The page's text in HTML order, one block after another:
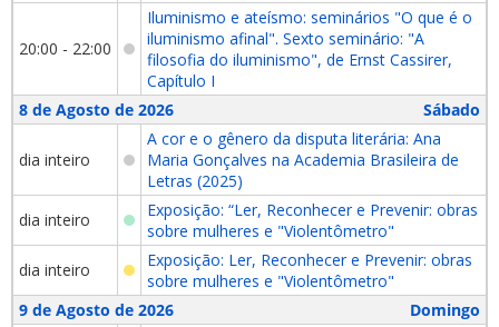
20:00 - 22:00
Iluminismo e ateísmo: seminários "O que é o
iluminismo afinal". Sexto seminário: "A
filosofia do iluminismo", de Ernst Cassirer,
Capítulo I
8 de Agosto de 2026
Sábado
dia inteiro
A cor e o gênero da disputa literária: Ana
Maria Gonçalves na Academia Brasileira de
Letras (2025)
dia inteiro
Exposição: “Ler, Reconhecer e Prevenir: obras
sobre mulheres e "Violentômetro"
dia inteiro
Exposição: Ler, Reconhecer e Prevenir: obras
sobre mulheres e "Violentômetro"
9 de Agosto de 2026
Domingo